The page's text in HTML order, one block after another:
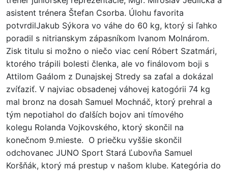
asistent trénera Štefan Csorba. Úlohu favorita
potvrdilJakub Sýkora vo váhe do 60 kg, ktorý si ľahko
poradil s nitrianskym zápasníkom Ivanom Molnárom.
Zisk titulu si možno o niečo viac cení Róbert Szatmári,
ktorého trápili bolesti členka, ale vo finálovom boji s
Attilom Gaálom z Dunajskej Stredy sa zaťal a dokázal
zvíťaziť. V najviac obsadenej váhovej katogórii 74 kg
mal bronz na dosah Samuel Mochnáč, ktorý prehral a
tým nepotiahol do ďalších bojov ani tímového
kolegu Rolanda Vojkovského, ktorý skončil na
konečnom 9.mieste. O priečku vyššie skončil
odchovanec JUNO Sport Stará Ľubovňa Samuel
Koršňák, ktorý má prestup v našom klube. Kategória do